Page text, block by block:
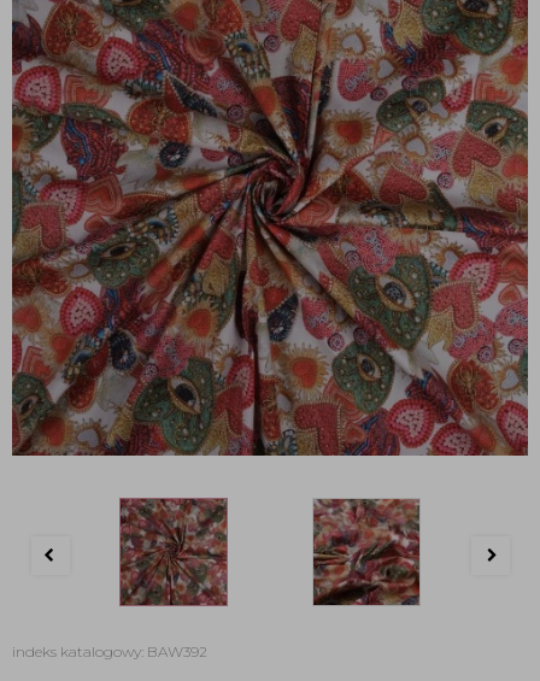
indeks katalogowy: BAW392